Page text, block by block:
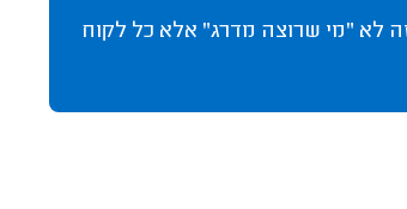
לא "מי שרוצה מדרג" אלא כל לקוח